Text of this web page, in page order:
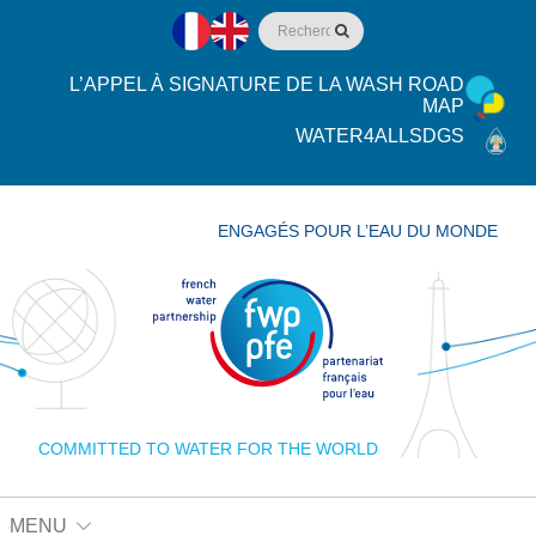
L’APPEL À SIGNATURE DE LA WASH ROAD
MAP
WATER4ALLSDGS
COMMITTED TO WATER FOR THE WORLD
ENGAGÉS POUR L’EAU DU MONDE
MENU